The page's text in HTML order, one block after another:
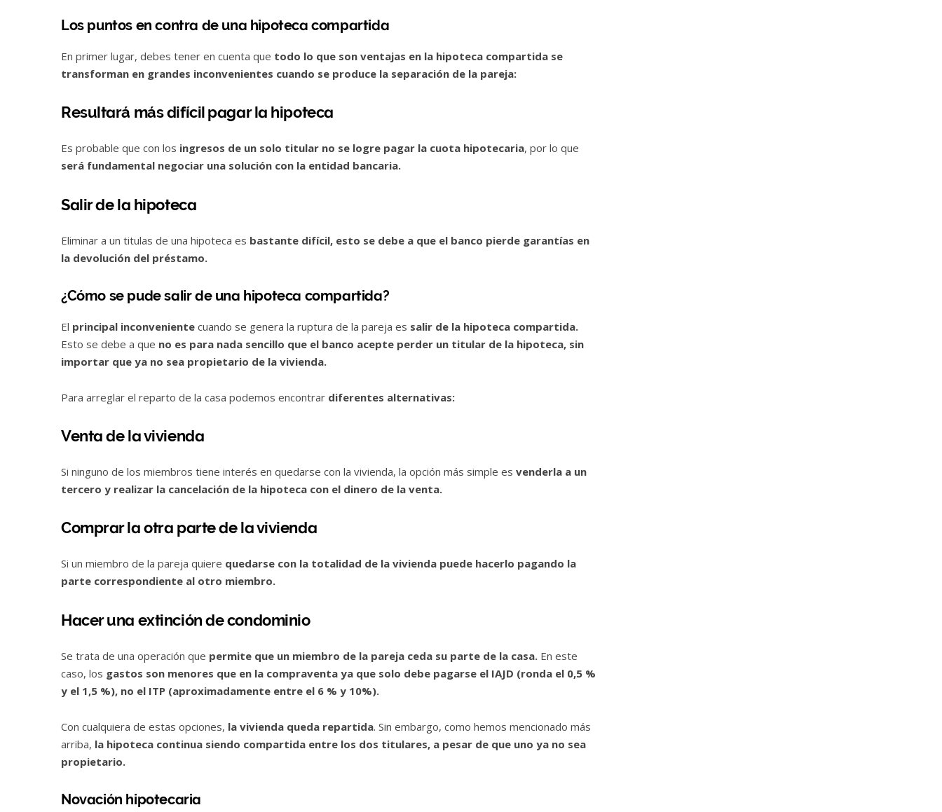
Los puntos en contra de una hipoteca compartida
En primer lugar, debes tener en cuenta que todo lo que son ventajas en la hipoteca compartida se
transforman en grandes inconvenientes cuando se produce la separación de la pareja:
Resultará más difícil pagar la hipoteca
Es probable que con los ingresos de un solo titular no se logre pagar la cuota hipotecaria, por lo que
será fundamental negociar una solución con la entidad bancaria.
Salir de la hipoteca
Eliminar a un titulas de una hipoteca es bastante difícil, esto se debe a que el banco pierde garantías en
la devolución del préstamo.
¿Cómo se pude salir de una hipoteca compartida?
El principal inconveniente cuando se genera la ruptura de la pareja es salir de la hipoteca compartida.
Esto se debe a que no es para nada sencillo que el banco acepte perder un titular de la hipoteca, sin
importar que ya no sea propietario de la vivienda.
Para arreglar el reparto de la casa podemos encontrar diferentes alternativas:
Venta de la vivienda
Si ninguno de los miembros tiene interés en quedarse con la vivienda, la opción más simple es venderla a un
tercero y realizar la cancelación de la hipoteca con el dinero de la venta.
Comprar la otra parte de la vivienda
Si un miembro de la pareja quiere quedarse con la totalidad de la vivienda puede hacerlo pagando la
parte correspondiente al otro miembro.
Hacer una extinción de condominio
Se trata de una operación que permite que un miembro de la pareja ceda su parte de la casa. En este
caso, los gastos son menores que en la compraventa ya que solo debe pagarse el IAJD (ronda el 0,5 %
y el 1,5 %), no el ITP (aproximadamente entre el 6 % y 10%).
Con cualquiera de estas opciones, la vivienda queda repartida. Sin embargo, como hemos mencionado más
arriba, la hipoteca continua siendo compartida entre los dos titulares, a pesar de que uno ya no sea
propietario.
Novación hipotecaria